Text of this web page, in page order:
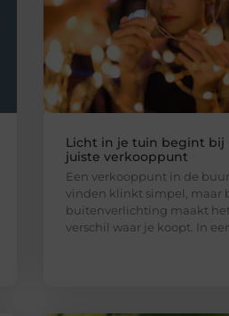
Licht in je tuin begint bij
juiste verkooppunt
Een verkooppunt in de
vinden klinkt simpel, maar
buitenverlichting maakt
verschil waar je koopt. In